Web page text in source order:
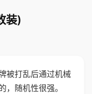
装)
被打乱后通过机械
随机性很强。